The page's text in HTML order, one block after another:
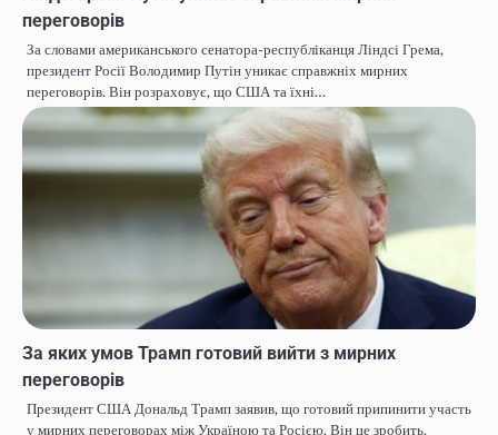
переговорів
За словами американського сенатора-республіканця Ліндсі Грема,
президент Росії Володимир Путін уникає справжніх мирних
переговорів. Він розраховує, що США та їхні…
За яких умов Трамп готовий вийти з мирних
переговорів
Президент США Дональд Трамп заявив, що готовий припинити участь
у мирних переговорах між Україною та Росією. Він це зробить,